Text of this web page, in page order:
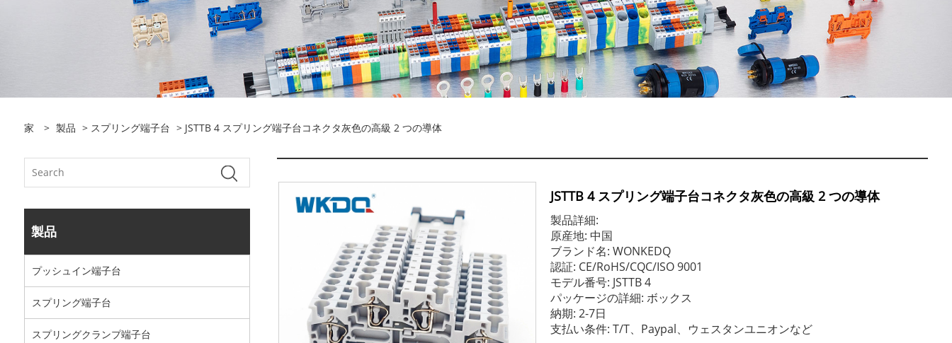
家 > 製品 > スプリング端子台 > JSTTB 4 スプリング端子台コネクタ灰色の高級 2 つの導体
製品
プッシュイン端​​子台
スプリング端子台
スプリングクランプ端子台
JSTTB 4 スプリング端子台コネクタ灰色の高級 2 つの導体
製品詳細:
原産地: 中国
ブランド名: WONKEDQ
認証: CE/RoHS/CQC/ISO 9001
モデル番号: JSTTB 4
パッケージの詳細: ボックス
納期: 2-7日
支払い条件: T/T、Paypal、ウェスタンユニオンなど